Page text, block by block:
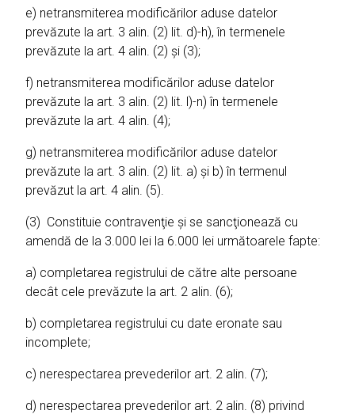
e) netransmiterea modificărilor aduse datelor
prevăzute la art. 3 alin. (2) lit. d)-h), în termenele
prevăzute la art. 4 alin. (2) şi (3);
f) netransmiterea modificărilor aduse datelor
prevăzute la art. 3 alin. (2) lit. l)-n) în termenele
prevăzute la art. 4 alin. (4);
g) netransmiterea modificărilor aduse datelor
prevăzute la art. 3 alin. (2) lit. a) şi b) în termenul
prevăzut la art. 4 alin. (5).
(3) Constituie contravenţie şi se sancţionează cu
amendă de la 3.000 lei la 6.000 lei următoarele fapte:
a) completarea registrului de către alte persoane
decât cele prevăzute la art. 2 alin. (6);
b) completarea registrului cu date eronate sau
incomplete;
c) nerespectarea prevederilor art. 2 alin. (7);
d) nerespectarea prevederilor art. 2 alin. (8) privind